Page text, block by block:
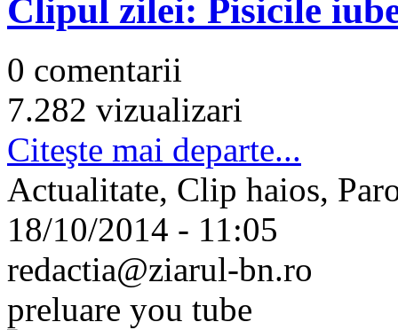
Clipul zilei: Pisicile
0 comentarii
7.282 vizualizari
Citeşte mai departe...
Actualitate, Clip haios,
18/10/2014 - 11:05
redactia@ziarul-bn.ro
preluare you tube